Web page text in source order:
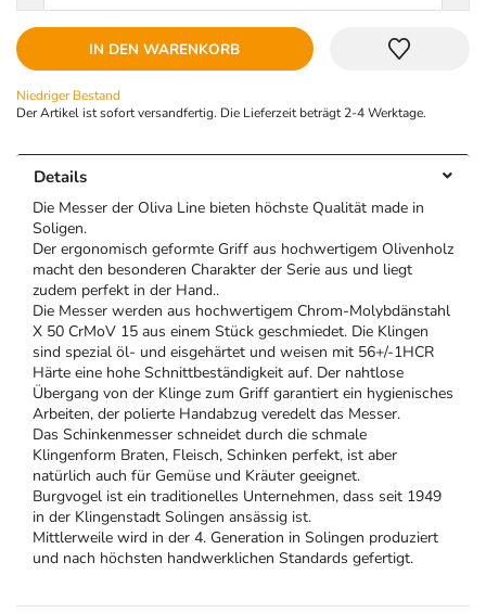
IN DEN WARENKORB
Niedriger Bestand
Der Artikel ist sofort versandfertig. Die Lieferzeit beträgt 2-4 Werktage.
Details
Die Messer der Oliva Line bieten höchste Qualität made in
Soligen.
Der ergonomisch geformte Griff aus hochwertigem Olivenholz
macht den besonderen Charakter der Serie aus und liegt
zudem perfekt in der Hand..
Die Messer werden aus hochwertigem Chrom-Molybdänstahl
X 50 CrMoV 15 aus einem Stück geschmiedet. Die Klingen
sind spezial öl- und eisgehärtet und weisen mit 56+/-1HCR
Härte eine hohe Schnittbeständigkeit auf. Der nahtlose
Übergang von der Klinge zum Griff garantiert ein hygienisches
Arbeiten, der polierte Handabzug veredelt das Messer.
Das Schinkenmesser schneidet durch die schmale
Klingenform Braten, Fleisch, Schinken perfekt, ist aber
natürlich auch für Gemüse und Kräuter geeignet.
Burgvogel ist ein traditionelles Unternehmen, dass seit 1949
in der Klingenstadt Solingen ansässig ist.
Mittlerweile wird in der 4. Generation in Solingen produziert
und nach höchsten handwerklichen Standards gefertigt.